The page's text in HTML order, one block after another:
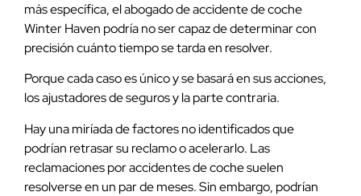
más específica, el abogado de accidente de coche
Winter Haven podría no ser capaz de determinar con
precisión cuánto tiempo se tarda en resolver.
Porque cada caso es único y se basará en sus acciones,
los ajustadores de seguros y la parte contraria.
Hay una miríada de factores no identificados que
podrían retrasar su reclamo o acelerarlo. Las
reclamaciones por accidentes de coche suelen
resolverse en un par de meses. Sin embargo, podrían